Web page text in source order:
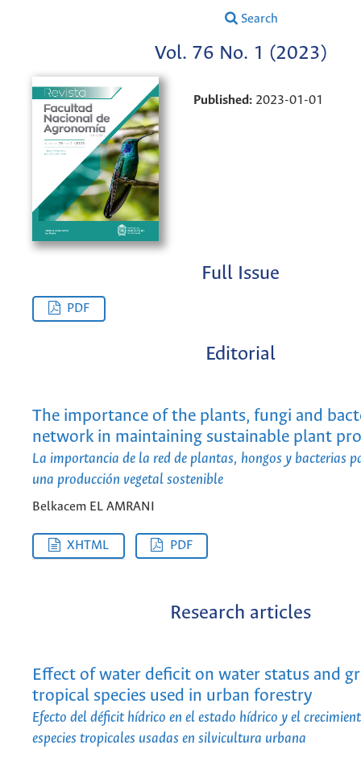
Search
Vol. 76 No. 1 (2023)
Published: 2023-01-01
Full Issue
PDF
Editorial
The importance of the plants, fungi and
network in maintaining sustainable plant
La importancia de la red de plantas, hongos y bacterias
una producción vegetal sostenible
Belkacem EL AMRANI
XHTML PDF
Research articles
Effect of water deficit on water status and
tropical species used in urban forestry
Efecto del déficit hídrico en el estado hídrico y el
especies tropicales usadas en silvicultura urbana